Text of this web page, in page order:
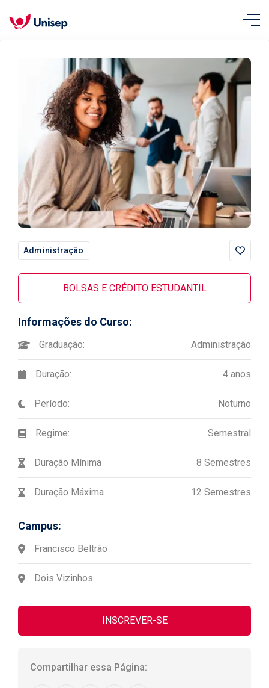
Administração
BOLSAS E CRÉDITO ESTUDANTIL
Informações do Curso:
Graduação: Administração
Duração: 4 anos
Período: Noturno
Regime: Semestral
Duração Mínima 8 Semestres
Duração Máxima 12 Semestres
Campus:
Francisco Beltrão
Dois Vizinhos
INSCREVER-SE
Compartilhar essa Página: